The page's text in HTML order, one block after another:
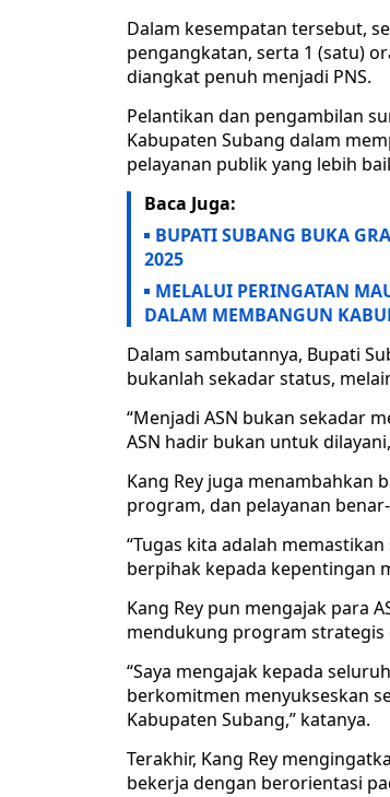
Dalam kesempatan tersebut,
pengangkatan, serta 1 (satu)
diangkat penuh menjadi PNS.
Pelantikan dan pengambilan
Kabupaten Subang dalam
pelayanan publik yang lebih
Baca Juga:
BUPATI SUBANG BUKA
2025
MELALUI PERINGATAN
DALAM MEMBANGUN
Dalam sambutannya, Bupati
bukanlah sekadar status,
“Menjadi ASN bukan sekadar
ASN hadir bukan untuk
Kang Rey juga menambahkan
program, dan pelayanan
“Tugas kita adalah
berpihak kepada kepentingan
Kang Rey pun mengajak para
mendukung program strategis
“Saya mengajak kepada
berkomitmen menyukseskan
Kabupaten Subang,” katanya.
Terakhir, Kang Rey
bekerja dengan berorientasi